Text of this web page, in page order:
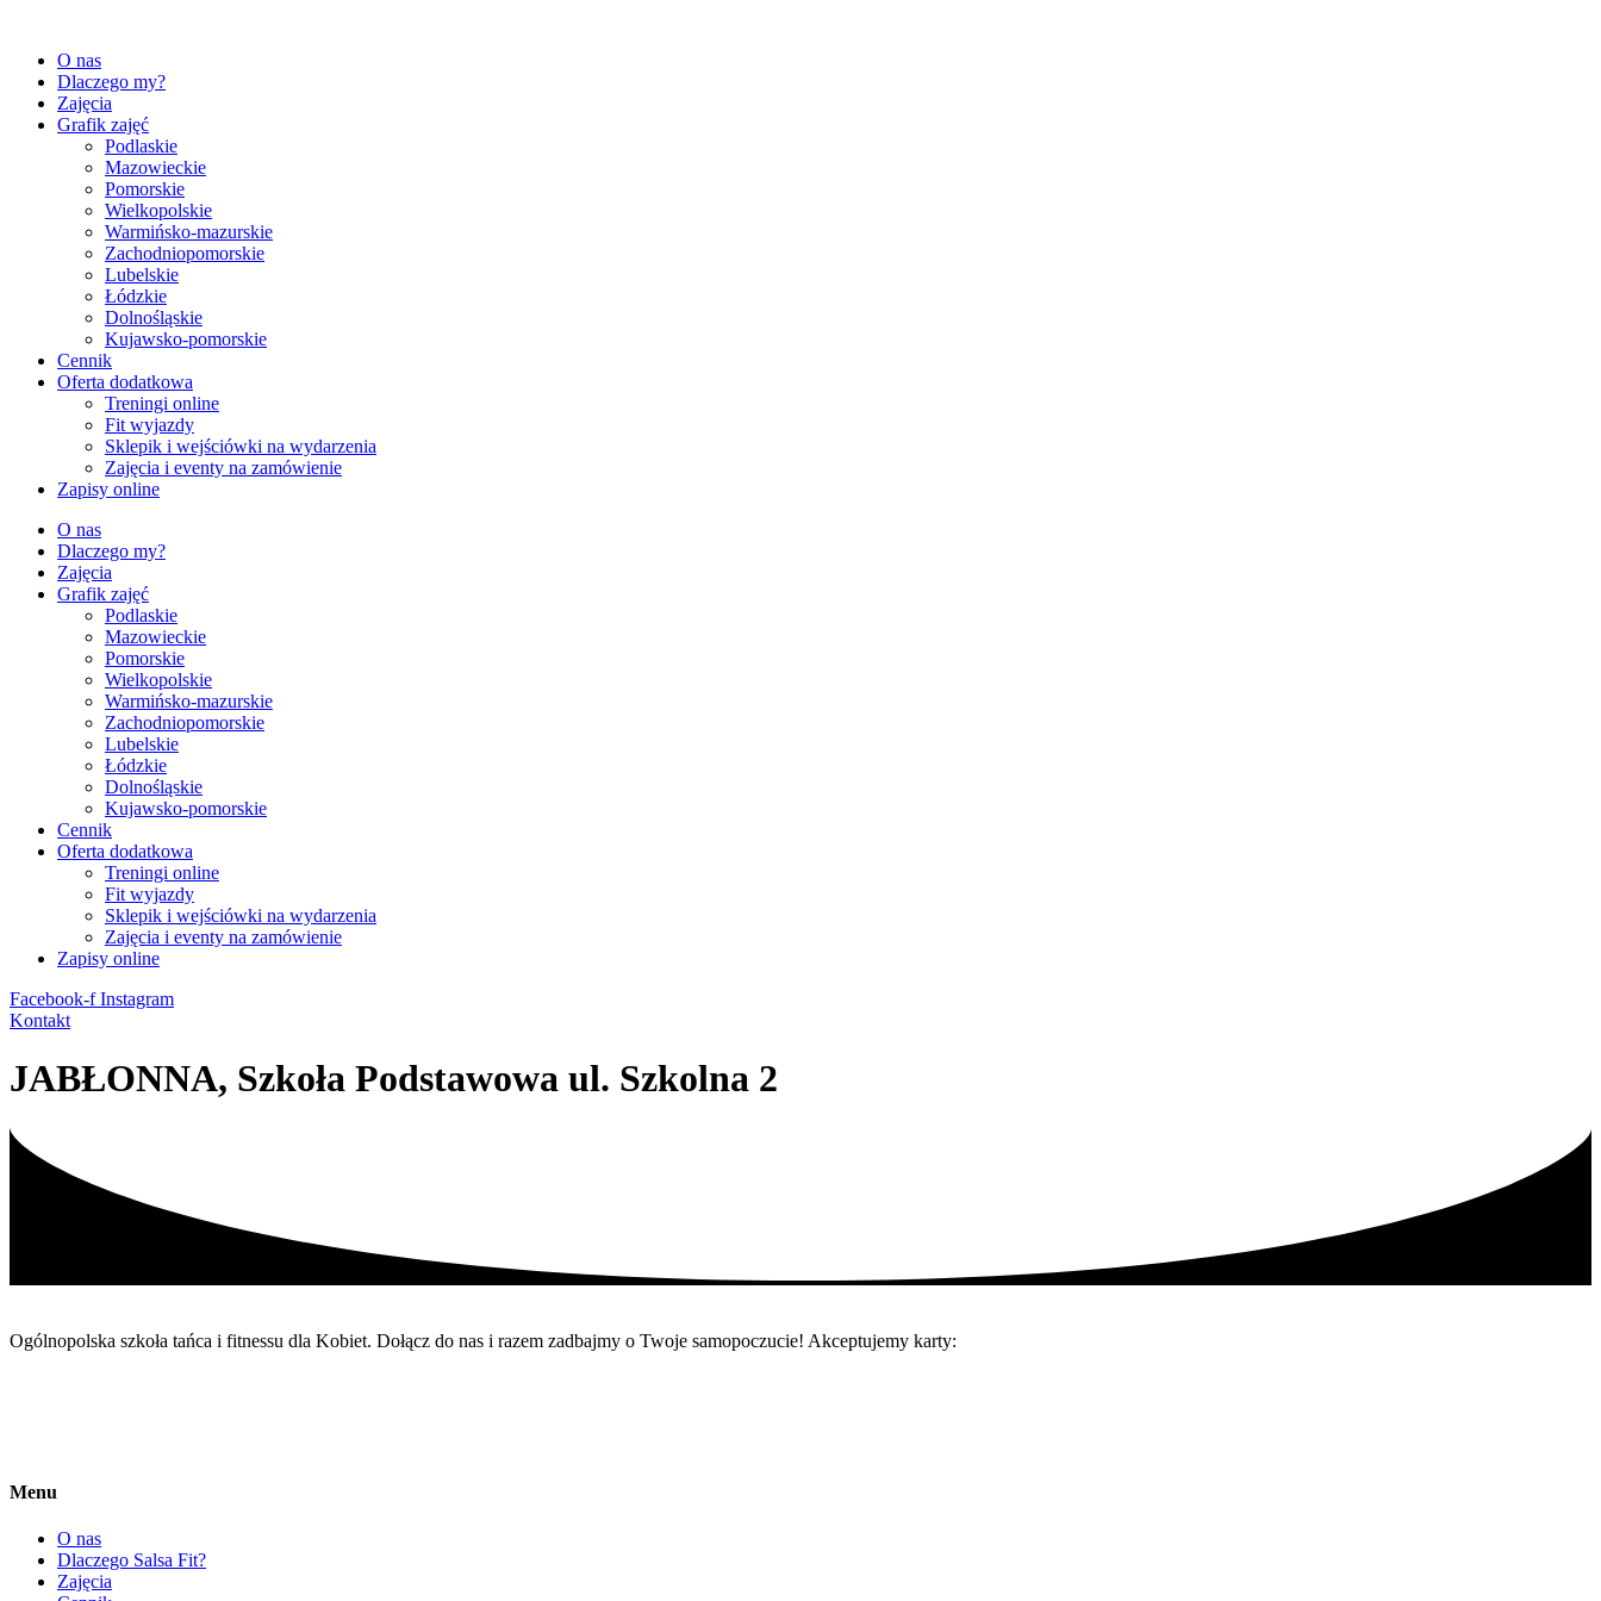
treści
O nas
Dlaczego my?
Zajęcia
Grafik zajęć
Podlaskie
Mazowieckie
Pomorskie
Wielkopolskie
Warmińsko-mazurskie
Zachodniopomorskie
Lubelskie
Łódzkie
Dolnośląskie
Kujawsko-pomorskie
Cennik
Oferta dodatkowa
Treningi online
Fit wyjazdy
Sklepik i wejściówki na wydarzenia
Zajęcia i eventy na zamówienie
Zapisy online
O nas
Dlaczego my?
Zajęcia
Grafik zajęć
Podlaskie
Mazowieckie
Pomorskie
Wielkopolskie
Warmińsko-mazurskie
Zachodniopomorskie
Lubelskie
Łódzkie
Dolnośląskie
Kujawsko-pomorskie
Cennik
Oferta dodatkowa
Treningi online
Fit wyjazdy
Sklepik i wejściówki na wydarzenia
Zajęcia i eventy na zamówienie
Zapisy online
Facebook-f Instagram
Kontakt
JABŁONNA, Szkoła Podstawowa ul. Szkolna 2
Ogólnopolska szkoła tańca i fitnessu dla Kobiet. Dołącz do nas i razem zadbajmy o Twoje samopoczucie! Akceptujemy karty:
Menu
O nas
Dlaczego Salsa Fit?
Zajęcia